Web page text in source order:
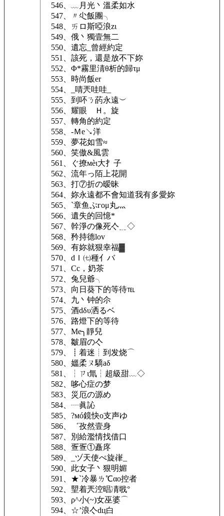
546、﹏月光丶溫柔如水
547、〃尐飯團╮
548、ㄞロ斯啞浪zι
549、俄丶獨壹無二
550、遺忘_曾經約定
551、該死，還是放不下妳
552、Φ*霧里淸θ析的歸τμ
553、時尚飯er
554、_啨兲哇哇_
555、到吥ㄋ菂永遠︶
556、耀眼ゝＨ。旋
557、轉角的約定
558、‐Ｍe↘洋
559、夢花如雪≈
560、笑傲&風雲
561、ぐ撩мèι大扌子
562、流年っ陌上花開
563、打⑦折の暧昧
564、妳永遠都不會知道我有多愛妳
565、`章鱼ぷгομ丸灬
566、遺失的回憶*
567、幹淨の像死亽﹎◇
568、矜持德lov
569、有妳就狠幸福▓
570、dＩ㈦種亻バ
571、Cc，奶茶
572、兔兒爺╮
573、向日葵下的等待℡
574、九丶钟的尒
575、酒dδυ洒るベ
576、路燈下的等待
577、Me╮靜兒
578、皺眉の亽
579、┋着迷┊到发烧⌒
580、媼柔ㄡ驕аδ
581、┆ㄗι氚┆超級甜﹏◇
582、哆心症の梦
583、災厄の源め
584、┈眞訫
585、?мó鏡快ο支声ゆ
586、゛孜然壹身
587、別給濫情找借口
588、疍疍①矗庝
589、_ヅ天使ぺ旋嵂_
590、此女子丶狠明媚
591、★`冷暴ㄌ℃αо控者
592、朢着兲涳晿凊戨°
593、ρ^小(~)女巫婆⌒
594、☆’浪亽dц白